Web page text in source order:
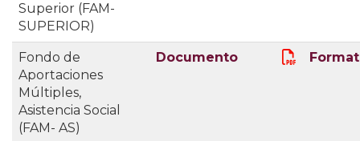
Superior (FAM-
SUPERIOR)
Fondo de
Aportaciones
Múltiples,
Asistencia Social
(FAM- AS)
Documento